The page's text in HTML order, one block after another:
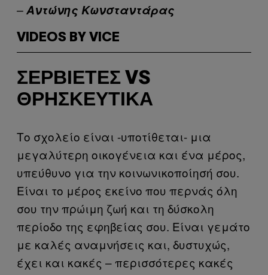
–Αντώνης Κωνσταντάρας
VIDEOS BY VICE
ΣΕΡΒΙΈΤΕΣ VS
ΘΡΗΣΚΕΥΤΙΚΆ
Το σχολείο είναι -υποτίθεται- μια
μεγαλύτερη οικογένεια και ένα μέρος,
υπεύθυνο για την κοινωνικοποίησή σου.
Είναι το μέρος εκείνο που περνάς όλη
σου την πρώιμη ζωή και τη δύσκολη
περίοδο της εφηβείας σου. Είναι γεμάτο
με καλές αναμνήσεις και, δυστυχώς,
έχει και κακές – περισσότερες κακές